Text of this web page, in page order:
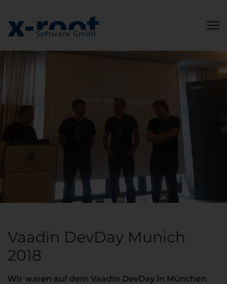
Vaadin DevDay Munich
2018
Wir waren auf dem Vaadin DevDay in München